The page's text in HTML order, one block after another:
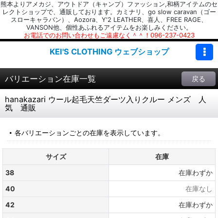
熊本よりアメカジ、アウトドア（キャンプ）ファッション,和柄アイテムのセ
レクトショップで、通販しております。カミナリ、go slow caravan（ゴー
スローキャラバン）、Aozora、Y'2 LEATHER、喜人、FREE RAGE、
VANSON他、個性あふれるアイテムをお楽しみください。
お電話でのお問い合わせもご遠慮なく＾＾！096-237-0423
KEI'S CLOTHING ウェブショップ
バリエーション在庫一覧 戻る
hanakazari ウール起毛天竺ダーツ入りクルー メンズ 人
気 通販
各バリエーションごとの在庫を表示しています。
サイズ
在庫
38
在庫わずか
40
在庫なし
42
在庫わずか